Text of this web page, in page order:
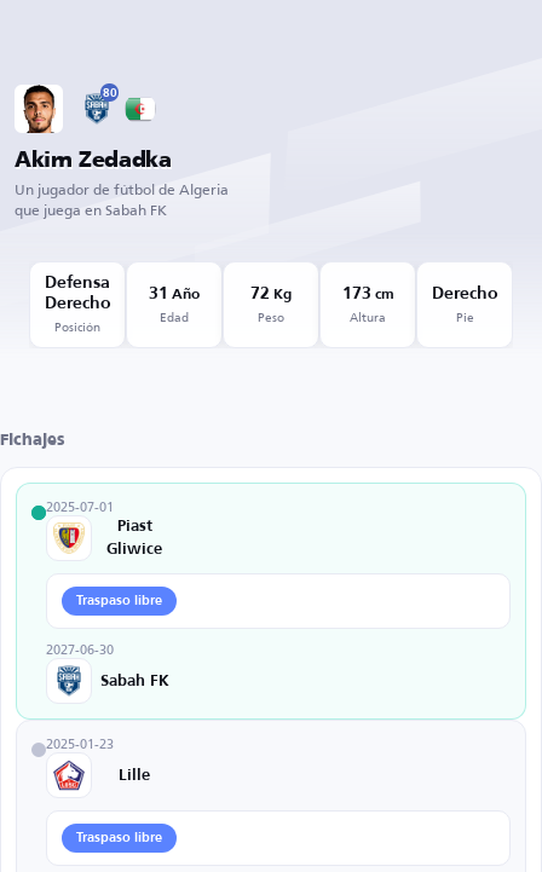
80
Akim Zedadka
Un jugador de fútbol de Algeria
que juega en Sabah FK
Defensa
Derecho
Posición
31 Año
Edad
72 Kg
Peso
173 cm
Altura
Derecho
Pie
Fichajes
2025-07-01
Piast
Gliwice
Traspaso libre
2027-06-30
Sabah FK
2025-01-23
Lille
Traspaso libre